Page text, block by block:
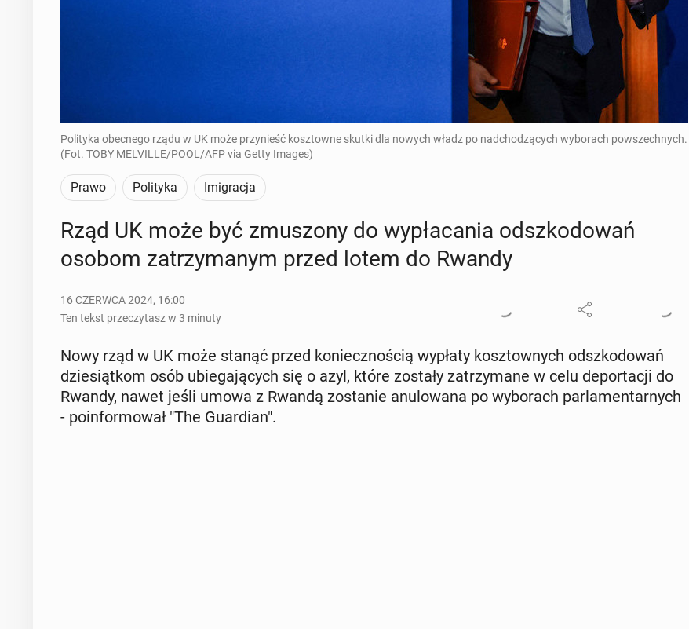
Polityka obecnego rządu w UK może przynieść kosztowne skutki dla nowych władz po nadchodzących wyborach powszechnych.
(Fot. TOBY MELVILLE/POOL/AFP via Getty Images)
Prawo Polityka Imigracja
Rząd UK może być zmu­szo­ny do wy­pła­ca­nia od­szko­do­wań
osobom za­trzy­ma­nym przed lotem do Rwandy
16 CZERWCA 2024, 16:00
Ten tekst przeczytasz w 3 minuty
Nowy rząd w UK może stanąć przed ko­niecz­no­ścią wypłaty kosz­tow­nych od­szko­do­wań
dzie­siąt­kom osób ubie­ga­ją­cych się o azyl, które zostały za­trzy­ma­ne w celu de­por­ta­cji do
Rwandy, nawet jeśli umowa z Rwandą zo­sta­nie anu­lo­wa­na po wy­bo­rach par­la­men­tar­nych
- po­in­for­mo­wał "The Gu­ar­dian".